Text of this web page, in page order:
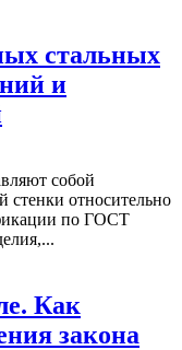
стальных
и
собой
относительно
по ГОСТ
Как
закона